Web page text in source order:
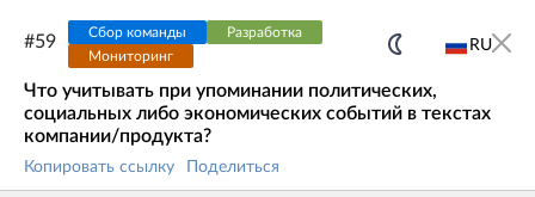
UX CORE GUIDE
#59 Сбор команды
Разработка
Мониторинг
RU
Что учитывать при упоминании политических,
социальных либо экономических событий в текстах
компании/продукта?
Копировать ссылку Поделиться